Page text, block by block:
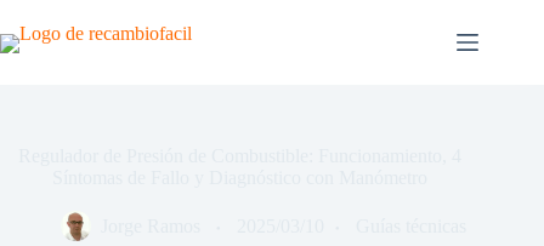
al
contenido